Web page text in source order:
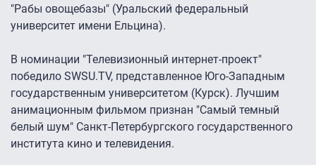
"Рабы овощебазы" (Уральский федеральный
университет имени Ельцина).
В номинации "Телевизионный интернет-проект"
победило SWSU.TV, представленное Юго-Западным
государственным университетом (Курск). Лучшим
анимационным фильмом признан "Самый темный
белый шум" Санкт-Петербургского государственного
института кино и телевидения.